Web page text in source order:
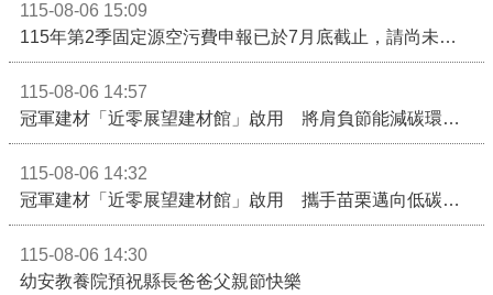
115-08-06 15:09
115年第2季固定源空污費申報已於7月底截止，請尚未申報公私場所儘速完成申繳，以免面臨滯納金及罰鍰!
115-08-06 14:57
冠軍建材「近零展望建材館」啟用 將肩負節能減碳環境教育重任
115-08-06 14:32
冠軍建材「近零展望建材館」啟用 攜手苗栗邁向低碳建築新未來
115-08-06 14:30
幼安教養院預祝縣長爸爸父親節快樂